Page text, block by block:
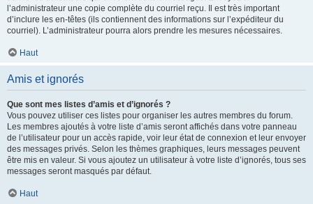
l’administrateur une copie complète du courriel reçu. Il est très important
d’inclure les en-têtes (ils contiennent des informations sur l’expéditeur du
courriel). L’administrateur pourra alors prendre les mesures nécessaires.
Haut
Amis et ignorés
Que sont mes listes d’amis et d’ignorés ?
Vous pouvez utiliser ces listes pour organiser les autres membres du forum.
Les membres ajoutés à votre liste d’amis seront affichés dans votre panneau
de l’utilisateur pour un accès rapide, voir leur état de connexion et leur envoyer
des messages privés. Selon les thèmes graphiques, leurs messages peuvent
être mis en valeur. Si vous ajoutez un utilisateur à votre liste d’ignorés, tous ses
messages seront masqués par défaut.
Haut